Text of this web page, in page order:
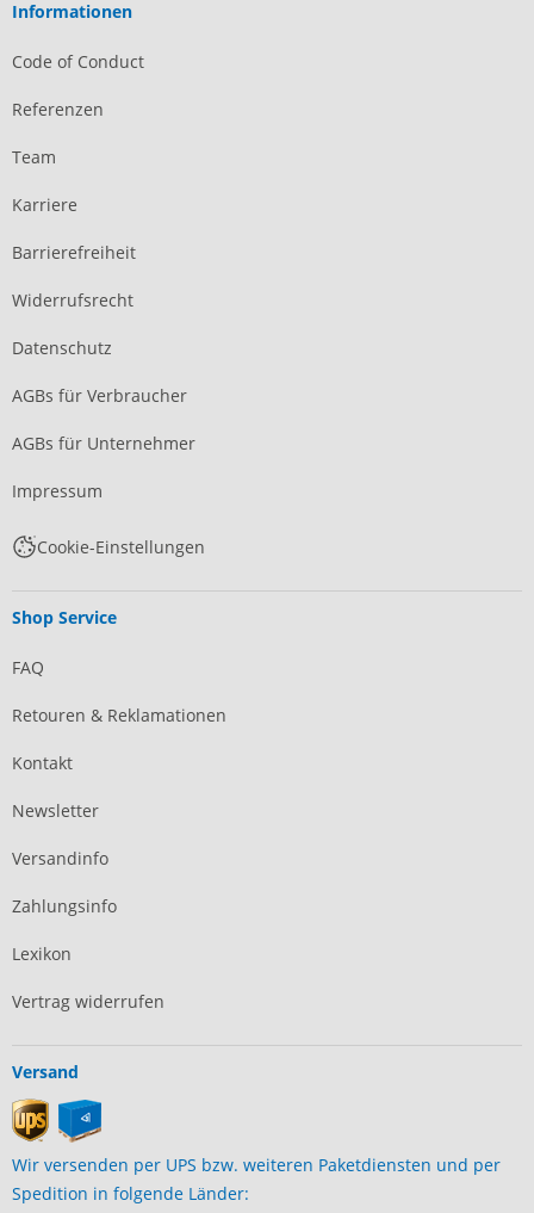
Informationen
Code of Conduct
Referenzen
Team
Karriere
Barrierefreiheit
Widerrufsrecht
Datenschutz
AGBs für Verbraucher
AGBs für Unternehmer
Impressum
Cookie-Einstellungen
Shop Service
FAQ
Retouren & Reklamationen
Kontakt
Newsletter
Versandinfo
Zahlungsinfo
Lexikon
Vertrag widerrufen
Versand
Wir versenden per UPS bzw. weiteren Paketdiensten und per
Spedition in folgende Länder: